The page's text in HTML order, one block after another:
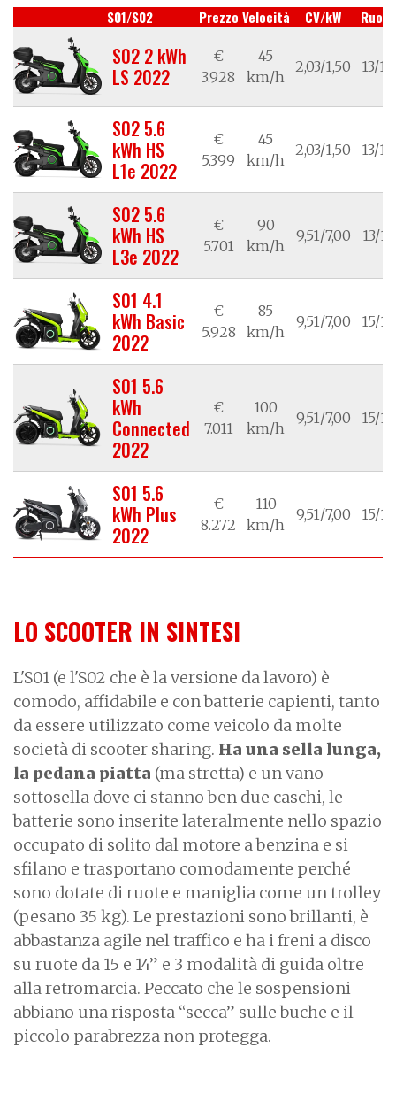
S01/S02 Prezzo Velocità CV/kW Ruote
S02 2 kWh
LS 2022
€
3.928
45
km/h
2,03/1,50 13/12
S02 5.6
kWh HS
L1e 2022
€
5.399
45
km/h
2,03/1,50 13/12
S02 5.6
kWh HS
L3e 2022
€
5.701
90
km/h
9,51/7,00 13/14
S01 4.1
kWh Basic
2022
€
5.928
85
km/h
9,51/7,00 15/14
S01 5.6
kWh
Connected
2022
€
7.011
100
km/h
9,51/7,00 15/14
S01 5.6
kWh Plus
2022
€
8.272
110
km/h
9,51/7,00 15/14
LO SCOOTER IN SINTESI
L'S01 (e l'S02 che è la versione da lavoro) è
comodo, affidabile e con batterie capienti, tanto
da essere utilizzato come veicolo da molte
società di scooter sharing. Ha una sella lunga,
la pedana piatta (ma stretta) e un vano
sottosella dove ci stanno ben due caschi, le
batterie sono inserite lateralmente nello spazio
occupato di solito dal motore a benzina e si
sfilano e trasportano comodamente perché
sono dotate di ruote e maniglia come un trolley
(pesano 35 kg). Le prestazioni sono brillanti, è
abbastanza agile nel traffico e ha i freni a disco
su ruote da 15 e 14” e 3 modalità di guida oltre
alla retromarcia. Peccato che le sospensioni
abbiano una risposta “secca” sulle buche e il
piccolo parabrezza non protegga.